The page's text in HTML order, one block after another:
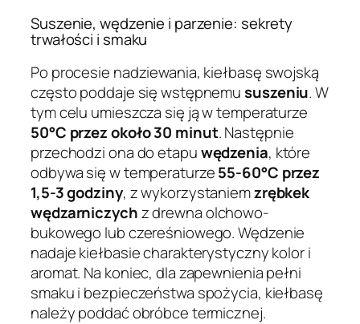
Suszenie, wędzenie i parzenie: sekrety
trwałości i smaku
Po procesie nadziewania, kiełbasę swojską
często poddaje się wstępnemususzeniu. W
tym celu umieszcza się ją w temperaturze
50°C przez około 30 minut. Następnie
przechodzi ona do etapuwędzenia, które
odbywa się w temperaturze55-60°C przez
1,5-3 godziny, z wykorzystaniemzrębkek
wędzarniczychz drewna olchowo-
bukowego lub czereśniowego. Wędzenie
nadaje kiełbasie charakterystyczny kolor i
aromat. Na koniec, dla zapewnienia pełni
smaku i bezpieczeństwa spożycia, kiełbasę
należy poddać obróbce termicznej.